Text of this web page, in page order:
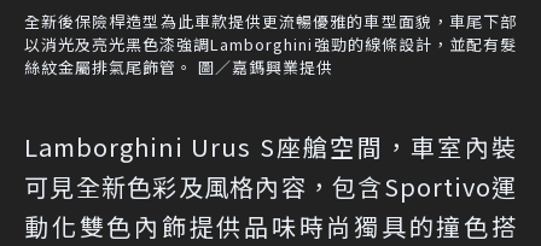
全新後保險桿造型為此車款提供更流暢優雅的車型面貌，車尾下部
以消光及亮光黑色漆強調Lamborghini強勁的線條設計，並配有髮
絲紋金屬排氣尾飾管。 圖／嘉鎷興業提供
Lamborghini Urus S座艙空間，車室內裝
可見全新色彩及風格內容，包含Sportivo運
動化雙色內飾提供品味時尚獨具的撞色搭